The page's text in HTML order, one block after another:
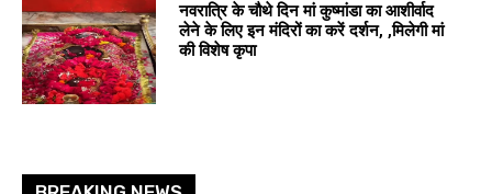
नवरात्रि के चौथे दिन मां कुष्मांडा का आशीर्वाद
लेने के लिए इन मंदिरों का करें दर्शन, ,मिलेगी मां
की विशेष कृपा